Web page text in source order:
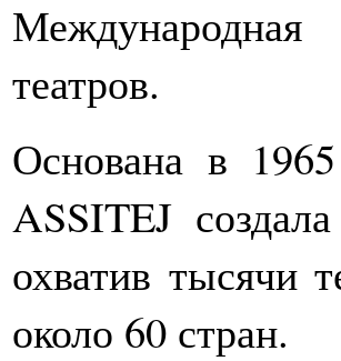
театров.
Основана в
ASSITEJ
охватив тысячи
около 60 стран.